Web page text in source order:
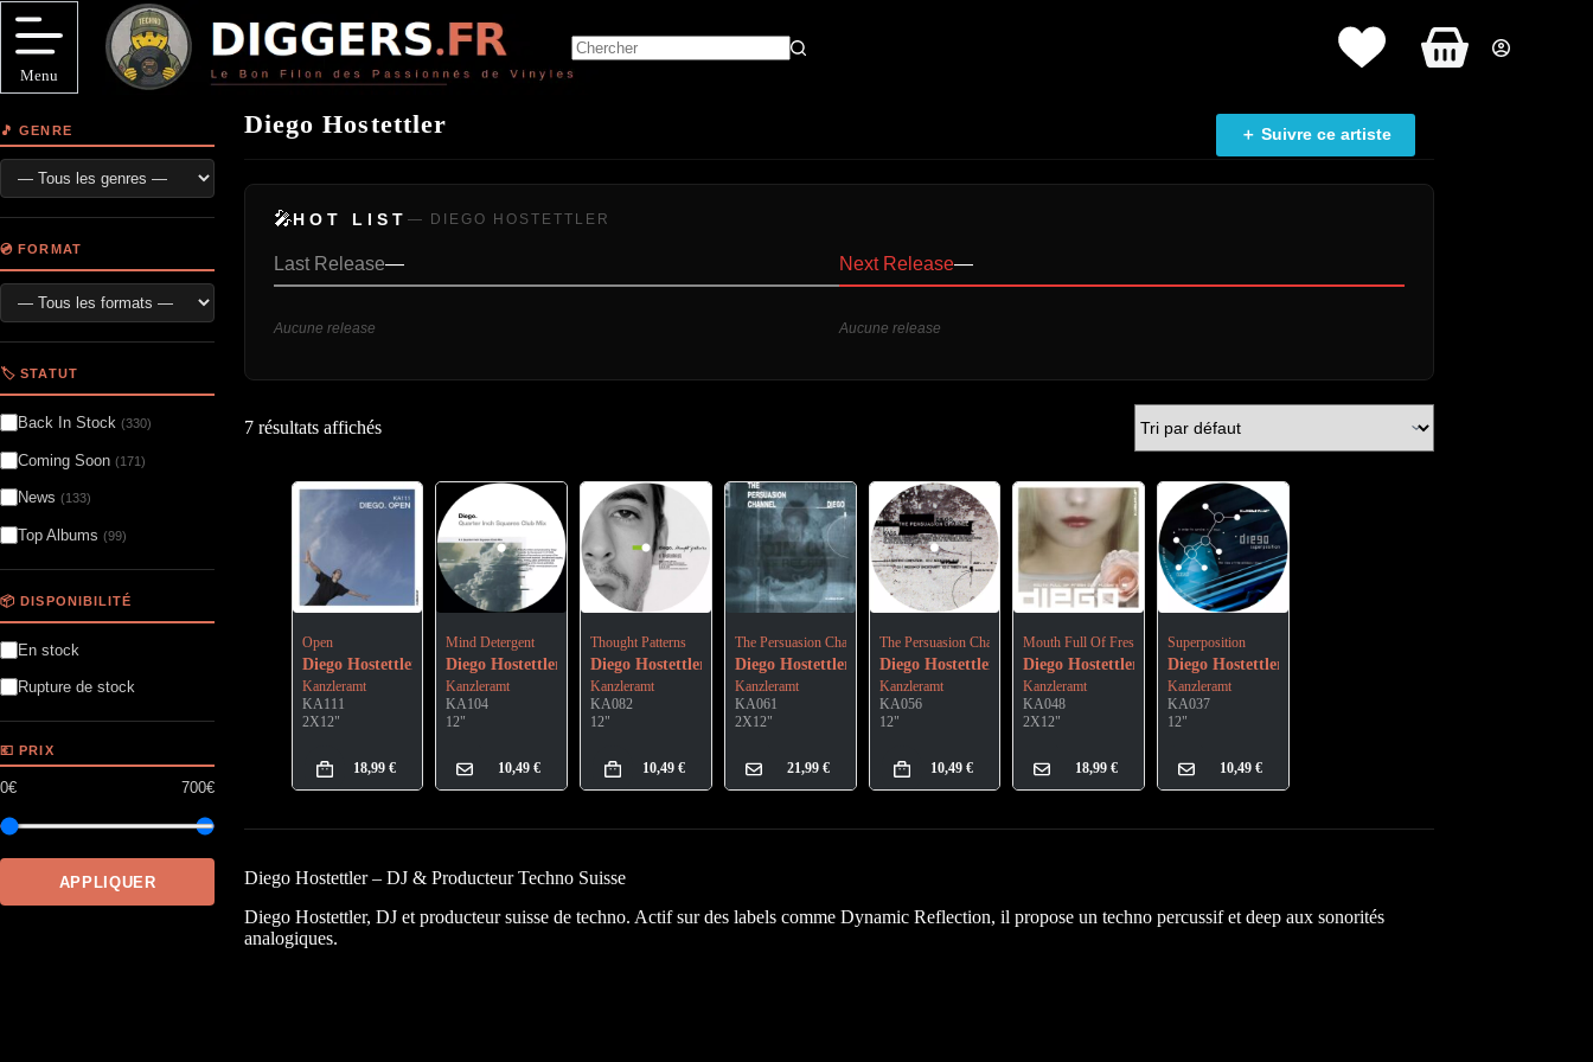
Passer
au
contenu
Menu
Panier
Diego Hostettler ＋ Suivre ce artiste
🎤HOT LIST — DIEGO HOSTETTLER
Last Release—
Aucune release
Next Release—
Aucune release
7 résultats affichés
Open
Diego Hostettler
Kanzleramt
KA111
2X12"
18,99€
Mind Detergent
Diego Hostettler
Kanzleramt
KA104
12"
10,49€
Thought Patterns
Diego Hostettler
Kanzleramt
KA082
12"
10,49 €
The Persuasion Channel
Diego Hostettler
Kanzleramt
KA061
2X12"
21,99 €
The Persuasion Channel
Diego Hostettler
Kanzleramt
KA056
12"
10,49€
Mouth Full Of Fresh Cut Flowers
Diego Hostettler
Kanzleramt
KA048
2X12"
18,99€
Superposition
Diego Hostettler
Kanzleramt
KA037
12"
10,49 €
Diego Hostettler – DJ & Producteur Techno Suisse
Diego Hostettler, DJ et producteur suisse de techno. Actif sur des labels comme Dynamic Reflection, il propose un techno percussif et deep aux sonorités
analogiques.
🎵 GENRE
💿 FORMAT
🏷️ STATUT
Back In Stock (330)
Coming Soon (171)
News (133)
Top Albums (99)
📦 DISPONIBILITÉ
En stock
Rupture de stock
💶 PRIX
0€ 700€
APPLIQUER